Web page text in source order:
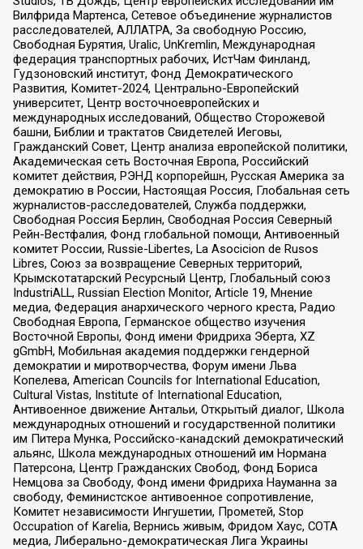
Вилфрида Мартенса, Сетевое объединение журналистов
расследователей, АЛЛАТРА, За свободную Россию,
Свободная Бурятия, Uralic, UnKremlin, Международная
федерация транспортных рабочих, ИстЧам Финланд,
Гудзоновский институт, Фонд Демократического
Развития, Комитет-2024, Центрально-Европейский
университет, Центр восточноевропейских и
международных исследований, Общество Сторожевой
башни, Библии и трактатов Свидетелей Иеговы,
Гражданский Совет, Центр анализа европейской политики,
Академическая сеть Восточная Европа, Российский
комитет действия, РЭНД корпорейшн, Русская Америка за
демократию в России, Настоящая Россия, Глобальная сеть
журналистов-расследователей, Служба поддержки,
Свободная Россия Берлин, Свободная Россия Северный
Рейн-Вестфалия, Фонд глобальной помощи, Антивоенный
комитет России, Russie-Libertes, La Asocicion de Rusos
Libres, Союз за возвращение Северных территорий,
Крымскотатарский Ресурсный Центр, Глобальный союз
IndustriALL, Russian Election Monitor, Article 19, Мнение
медиа, Федерация анархического черного креста, Радио
Свободная Европа, Германское общество изучения
Восточной Европы, Фонд имени Фридриха Эберта, XZ
gGmbH, Мобильная академия поддержки гендерной
демократии и миротворчества, Форум имени Льва
Копелева, American Councils for International Education,
Cultural Vistas, Institute of International Education,
Антивоенное движение Антальи, Открытый диалог, Школа
международных отношений и государственной политики
им Питера Мунка, Российско-канадский демократический
альянс, Школа международных отношений им Нормана
Патерсона, Центр Гражданских Свобод, Фонд Бориса
Немцова за Свободу, Фонд имени Фридриха Науманна за
свободу, Феминистское антивоенное сопротивление,
Комитет независимости Ингушетии, Прометей, Stop
Occupation of Karelia, Вернись живым, Фридом Хаус, СОТА
медиа, Либерально-демократическая Лига Украины